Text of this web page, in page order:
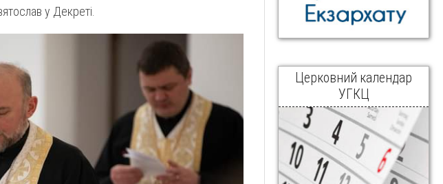
у Декреті.
Церковний календар
УГКЦ